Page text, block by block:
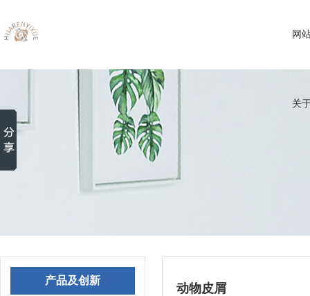
网
关
产品及创新
动物皮屑